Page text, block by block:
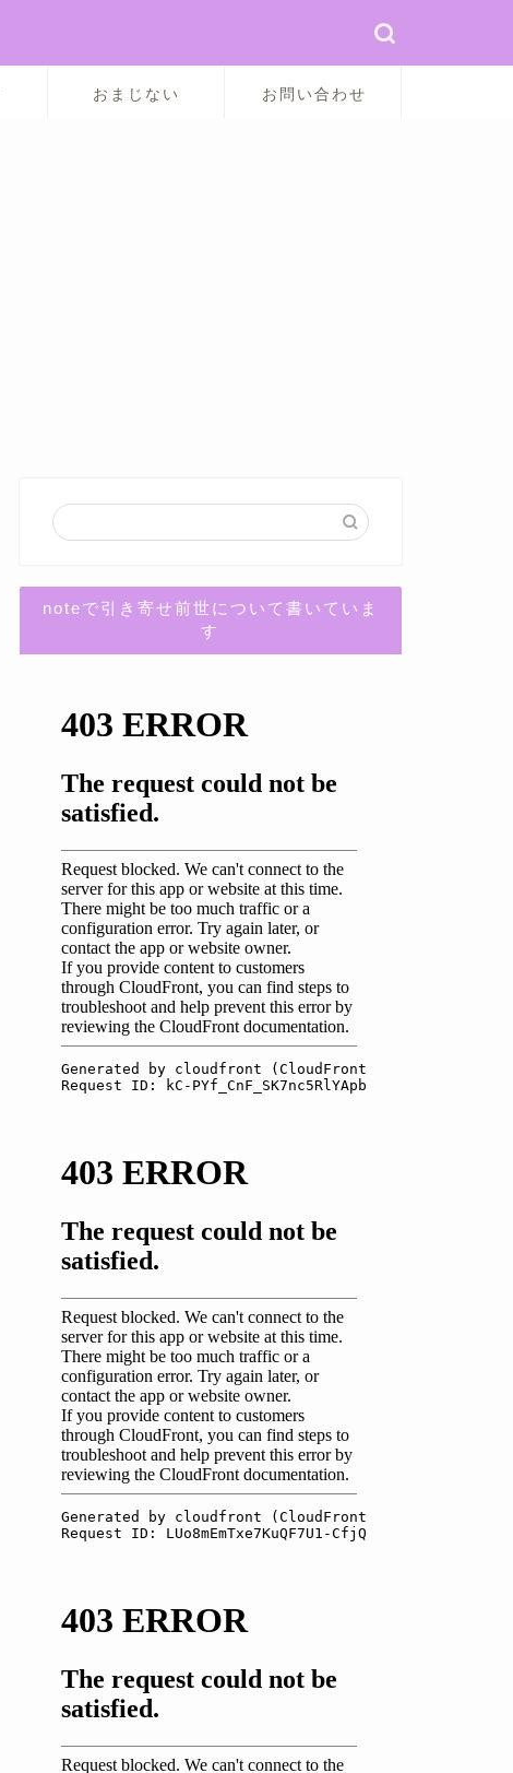
おまじない お問い合わせ
noteで引き寄せ前世について書いていま
す